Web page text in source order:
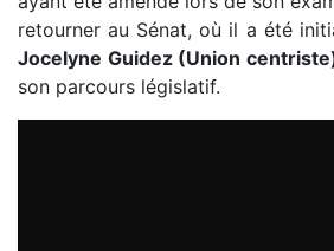
retourner au Sénat, où il a été
Jocelyne Guidez (Union
son parcours législatif.